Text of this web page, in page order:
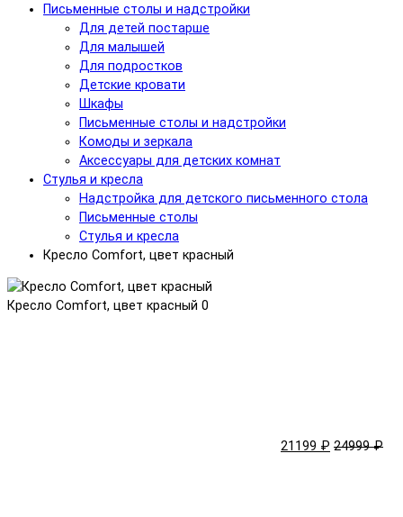
Письменные столы и надстройки
Для детей постарше
Для малышей
Для подростков
Детские кровати
Шкафы
Письменные столы и надстройки
Комоды и зеркала
Аксессуары для детских комнат
Стулья и кресла
Надстройка для детского письменного стола
Письменные столы
Стулья и кресла
Кресло Comfort, цвет красный
Кресло Comfort, цвет красный 0
21199 ₽ 24999 ₽